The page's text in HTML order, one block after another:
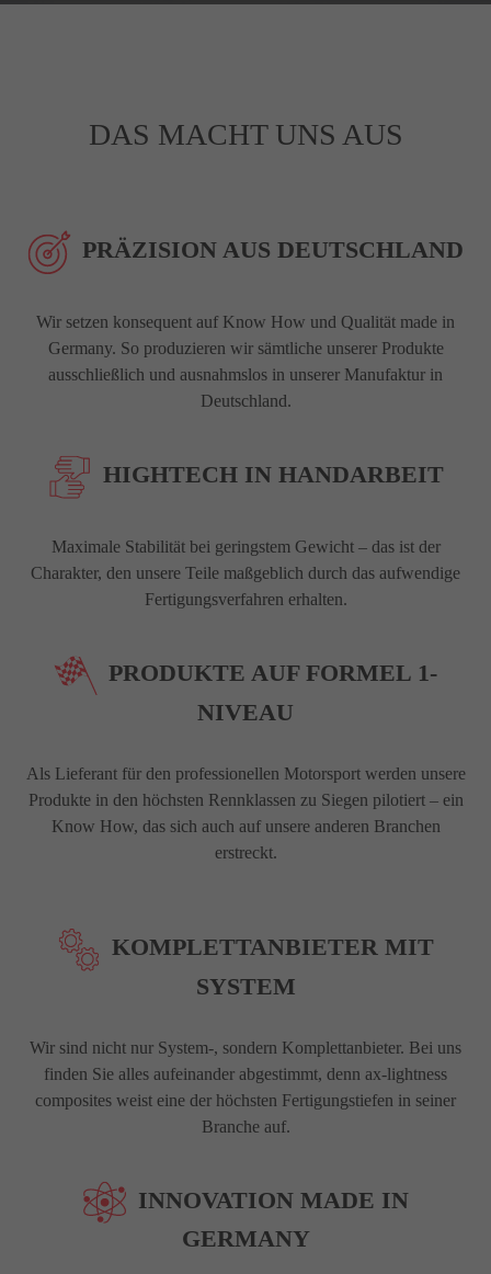
DAS MACHT UNS AUS
PRÄZISION AUS DEUTSCHLAND
Wir setzen konsequent auf Know How und Qualität made in
Germany. So produzieren wir sämtliche unserer Produkte
ausschließlich und ausnahmslos in unserer Manufaktur in
Deutschland.
HIGHTECH IN HANDARBEIT
Maximale Stabilität bei geringstem Gewicht – das ist der
Charakter, den unsere Teile maßgeblich durch das aufwendige
Fertigungsverfahren erhalten.
PRODUKTE AUF FORMEL 1-
NIVEAU
Als Lieferant für den professionellen Motorsport werden unsere
Produkte in den höchsten Rennklassen zu Siegen pilotiert – ein
Know How, das sich auch auf unsere anderen Branchen
erstreckt.
KOMPLETTANBIETER MIT
SYSTEM
Wir sind nicht nur System-, sondern Komplettanbieter. Bei uns
finden Sie alles aufeinander abgestimmt, denn ax-lightness
composites weist eine der höchsten Fertigungstiefen in seiner
Branche auf.
INNOVATION MADE IN
GERMANY